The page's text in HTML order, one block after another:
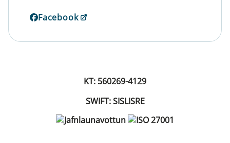
Facebook
KT: 560269-4129
SWIFT: SISLISRE